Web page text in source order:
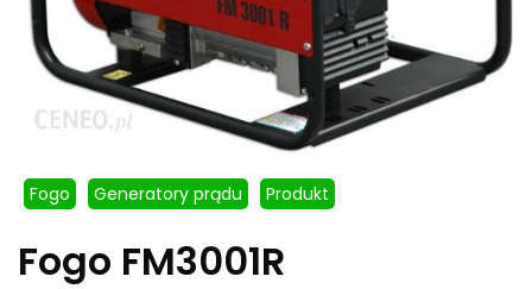
Fogo Generatory prądu Produkt
Fogo FM3001R